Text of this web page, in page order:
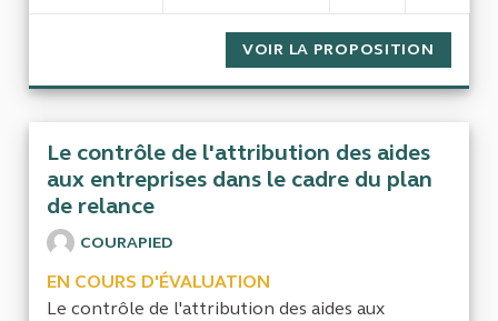
VOIR LA PROPOSITION
Le contrôle de l'attribution des aides
aux entreprises dans le cadre du plan
de relance
COURAPIED
EN COURS D'ÉVALUATION
Le contrôle de l'attribution des aides aux